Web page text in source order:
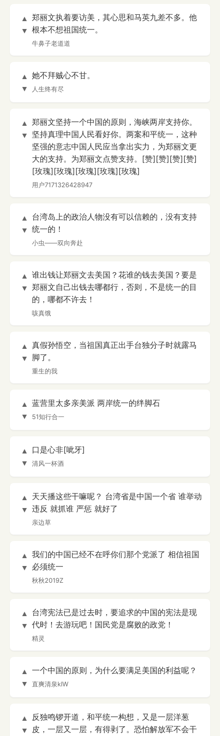
▲
▼
郑丽文执着要访美，其心思和马英九差不多。他
根本不想祖国统一。
牛鼻子老道道
▲
▼
她不拜贼心不甘。
人生终有尽
▲
▼
郑丽文坚持一个中国的原则，海峡两岸支持你。
坚持真理中国人民看好你。两案和平统一，这种
坚强的意志中国人民应当拿出实力，为郑丽文更
大的支持。为郑丽文点赞支持。[赞][赞][赞][赞]
[玫瑰][玫瑰][玫瑰][玫瑰][玫瑰]
用户7171326428947
▲
▼
台湾岛上的政治人物没有可以信赖的，没有支持
统一的！
小虫——双向奔赴
▲
▼
谁出钱让郑丽文去美国？花谁的钱去美国？要是
郑丽文自己出钱去哪都行，否则，不是统一的目
的，哪都不许去！
咳真饿
▲
▼
真假孙悟空，当祖国真正出手台独分子时就露马
脚了。
重生的我
▲
▼
蓝营里太多亲美派 两岸统一的绊脚石
51知行合一
▲
▼
口是心非[呲牙]
清风一杯酒
▲
▼
天天播这些干嘛呢？ 台湾省是中国一个省 谁举动
违反 就抓谁 严惩 就好了
亲边草
▲
▼
我们的中国已经不在呼你们那个党派了 相信祖国
必须统一
秋秋2019Z
▲
▼
台湾宪法已是过去时，要追求的中国的宪法是现
代时！去游玩吧！国民党是腐败的政党！
精灵
▲
▼
一个中国的原则，为什么要满足美国的利益呢？
直爽清泉kIW
▲
▼
反独鸣锣开道，和平统一构想，又是一层洋葱
皮，一层又一层，有得剥了。恐怕解放军不会干